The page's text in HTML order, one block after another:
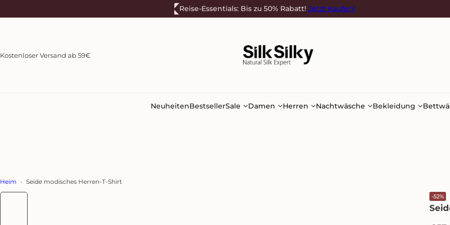
Reise-Essentials: Bis zu 50% Rabatt! Jetzt Kaufen!
Kostenloser Versand ab 59€
NeuheitenBestsellerSale Damen Herren Nachtwäsche Bekleidung
Heim Seide modisches Herren-T-Shirt
-52%
u
h
n